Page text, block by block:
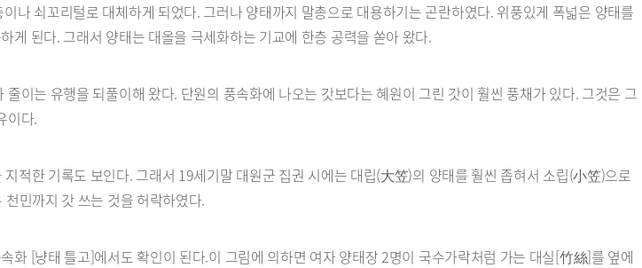
나 쇠꼬리털로 대체하게 되었다. 그러나 양태까지 말총으로 대용하기는 곤란하였다. 위풍있게 폭넓은 양태를
된다. 그래서 양태는 대올을 극세화하는 기교에 한층 공력을 쏟아 왔다.
이는 유행을 되풀이해 왔다. 단원의 풍속화에 나오는 갓보다는 혜원이 그린 갓이 훨씬 풍채가 있다. 그것은 그
이다.
적한 기록도 보인다. 그래서 19세기말 대원군 집권 시에는 대립(大笠)의 양태를 훨씬 좁혀서 소립(小笠)으로
민까지 갓 쓰는 것을 허락하였다.
[냥태 틀고]에서도 확인이 된다.이 그림에 의하면 여자 양태장 2명이 국수가락처럼 가는 대실[竹絲]를 옆에